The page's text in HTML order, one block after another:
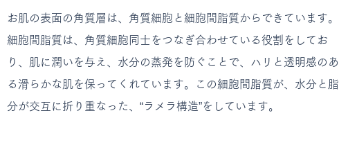
お肌の表面の角質層は、角質細胞と細胞間脂質からできています。
細胞間脂質は、角質細胞同士をつなぎ合わせている役割をしてお
り、肌に潤いを与え、水分の蒸発を防ぐことで、ハリと透明感のあ
る滑らかな肌を保ってくれています。
この細胞間脂質が、水分と脂
分が交互に折り重なった、“ラメラ構造”をしています。